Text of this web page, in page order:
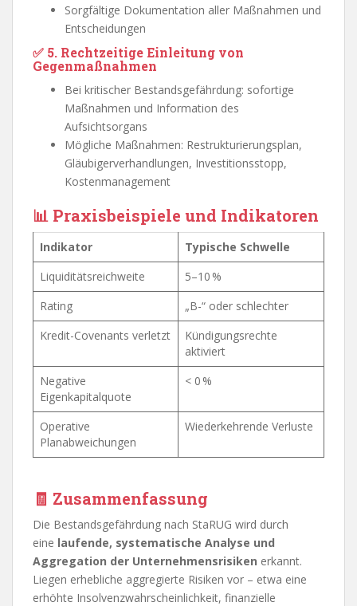
Sorgfältige Dokumentation aller Maßnahmen und
Entscheidungen
✅ 5. Rechtzeitige Einleitung von
Gegenmaßnahmen
Bei kritischer Bestandsgefährdung: sofortige
Maßnahmen und Information des
Aufsichtsorgans
Mögliche Maßnahmen: Restrukturierungsplan,
Gläubigerverhandlungen, Investitionsstopp,
Kostenmanagement
📊 Praxisbeispiele und Indikatoren
Indikator
Typische Schwelle
Liquiditätsreichweite
5–10 %
Rating
„B-“ oder schlechter
Kredit-Covenants verletzt
Kündigungsrechte
aktiviert
Negative
Eigenkapitalquote
< 0 %
Operative
Planabweichungen
Wiederkehrende Verluste
🧾 Zusammenfassung
Die Bestandsgefährdung nach StaRUG wird durch
eine laufende, systematische Analyse und
Aggregation der Unternehmensrisiken erkannt.
Liegen erhebliche aggregierte Risiken vor – etwa eine
erhöhte Insolvenzwahrscheinlichkeit, finanzielle